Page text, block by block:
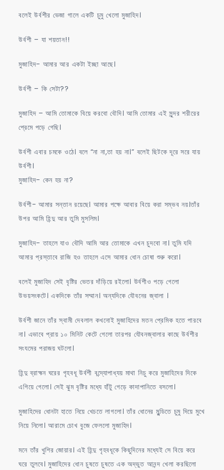
বলেই উর্বশীর ভেজা গালে একটি চুমু খেলো মুজাহিদ।
উর্বশী – যা শয়তান!!
মুজাহিদ- আমার আর একটা ইচ্ছা আছে।
উর্বশী – কি সেটা??
মুজাহিদ – আমি তোমাকে বিয়ে করবো বৌদি। আমি তোমার এই সুন্দর শরীরের
প্রেমে পড়ে গেছি।
উর্বশী এবার চমকে ওঠে। বলে “না না,তা হয় না।” বলেই ছিটকে দূরে সরে যায়
উর্বশী।
মুজাহিদ- কেন হয় না?
উর্বশী- আমার সন্তান রয়েছে। আমার পক্ষে আবার বিয়ে করা সম্ভব নয়।তাঁর
উপর আমি হিন্দু আর তুমি মুসলিম।
মুজাহিদ- তাহলে যাও বৌদি আমি আর তোমাকে এখন চুদবো না। তুমি যদি
আমার প্রস্তাবে রাজি হও তাহলে এসে আমার ধোন চোষা শুরু করো।
বলেই মুজাহিদ সেই বৃষ্টির ভেতর দাঁড়িয়ে রইলো। উর্বশীও পড়ে গেলো
উভয়সংকটে। একদিকে তাঁর সম্মান। অন্যদিকে যৌবনের জ্বালা ।
উর্বশী জানে তাঁর স্বামী দেবলাল কখনোই মুজাহিদের মতন প্রেমিক হতে পারবে
না। এভাবে প্রায় ১০ মিনিট কেটে গেলো তারপর যৌবনজ্বালার কাছে উর্বশীর
সংযমের পরাজয় ঘটলো।
হিন্দু ব্রাহ্মন ঘরের গৃহবধূ উর্বশী বন্দ্যোপাধ্যয় মাথা নিচু করে মুজাহিদের দিকে
এগিয়ে গেলো। সেই ঝুম বৃষ্টির মধ্যে হাঁটু গেড়ে কাদাপানিতে বসলো।
মুজাহিদের ধোনটা হাতে নিয়ে খেচতে লাগলো। তাঁর ধোনের মুন্ডিতে চুমু দিয়ে মুখে
নিয়ে নিলো। আরামে চোখ বুজে ফেললো মুজাহিদ।
মনে তাঁর খুশির জোয়ার। এই হিন্দু গৃহবধূকে কিছুদিনের মধ্যেই সে বিয়ে করে
ঘরে তুলবে। মুজাহিদের ধোন চুষতে চুষতে এক অদ্ভুত আনন্দ খেলা করছিলো